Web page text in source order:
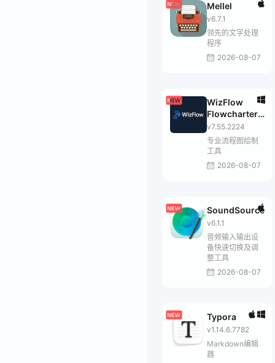
Mellel
v6.7.1
领先的文字处理
程序
2026-08-07
WizFlow
Flowcharter
Professional
v7.55.2224
专业流程图绘制
工具
2026-08-07
SoundSource
v6.1.1
音频输入输出设
备快速切换及调
整工具
2026-08-07
Typora
v1.14.6.7782
Markdown编辑
器